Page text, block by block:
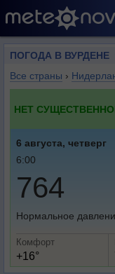
ПОГОДА В ВУРДЕНЕ
Все страны ›
НЕТ
6 августа, четверг
6:00
764
Нормальное
Комфорт
+16°